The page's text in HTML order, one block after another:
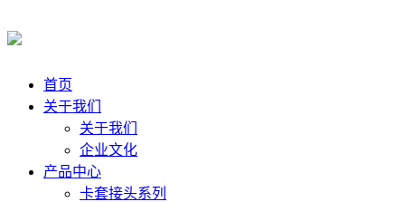
首页
关于我们
关于我们
企业文化
产品中心
卡套接头系列